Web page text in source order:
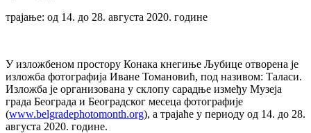
трајање: од 14. до 28. августа 2020. године
У изложбеном простору Конака кнегиње Љубице отворена је
изложба фотографија Иване Томановић, под називом: Таласи.
Изложба је организована у склопу сарадње између Музеја
града Београда и Београдског месеца фотографије
(www.belgradephotomonth.org), а трајаће у периоду од 14. до 28.
августа 2020. године.